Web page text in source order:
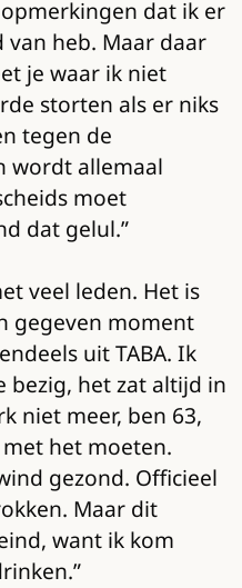
dat ik er
heb. Maar daar
je waar ik niet
storten als er niks
tegen de
wordt allemaal
moet
dat gelul.”
veel leden. Het is
gegeven moment
uit TABA. Ik
bezig, het zat altijd in
niet meer, ben 63,
het moeten.
gezond. Officieel
Maar dit
want ik kom